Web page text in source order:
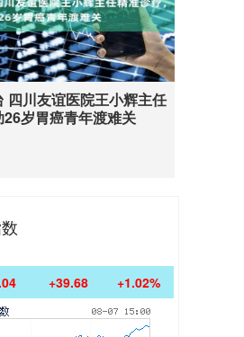
四川友谊医院王小辉主任
岁胃癌青年渡难关
+39.68 +1.02%